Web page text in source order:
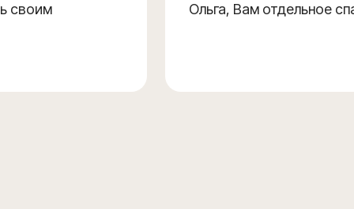
своим
Ольга, Вам отдельное